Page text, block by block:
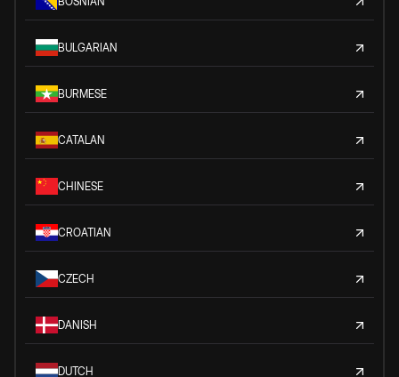
BULGARIAN
BURMESE
CATALAN
CHINESE
CROATIAN
CZECH
DANISH
DUTCH